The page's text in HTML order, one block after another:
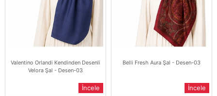
Valentino Orlandi Kendinden Desenli
Velora Şal - Desen-03
İncele
Belli Fresh Aura Şal - Desen-03
İncele